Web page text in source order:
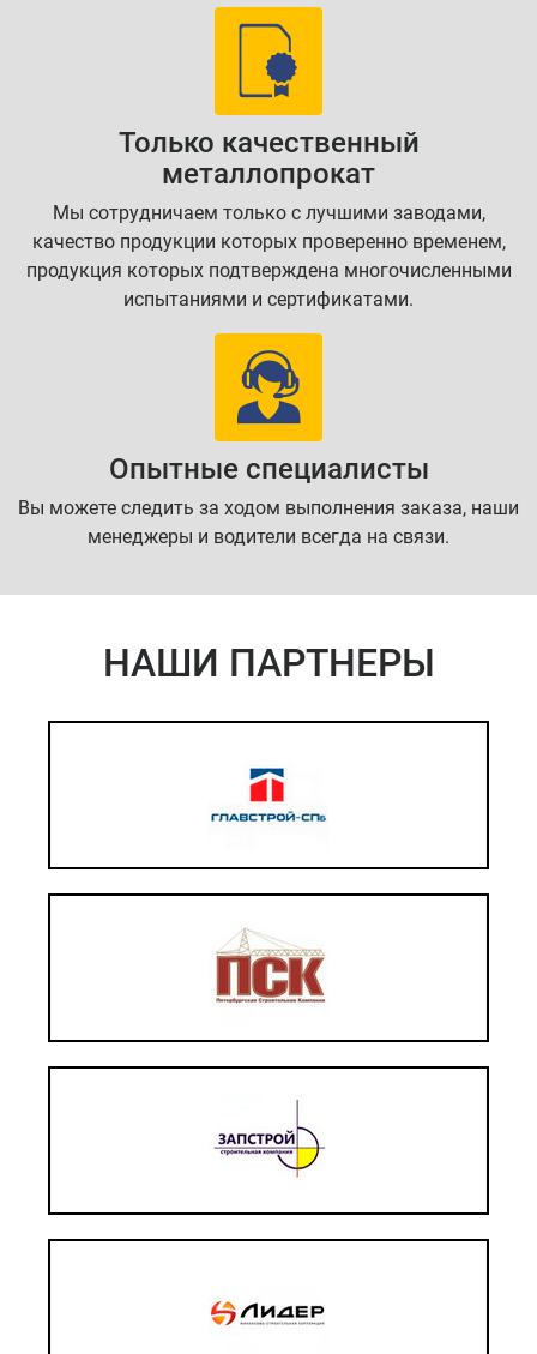
Только качественный
металлопрокат
Мы сотрудничаем только с лучшими заводами,
качество продукции которых проверенно временем,
продукция которых подтверждена многочисленными
испытаниями и сертификатами.
Опытные специалисты
Вы можете следить за ходом выполнения заказа, наши
менеджеры и водители всегда на связи.
НАШИ ПАРТНЕРЫ